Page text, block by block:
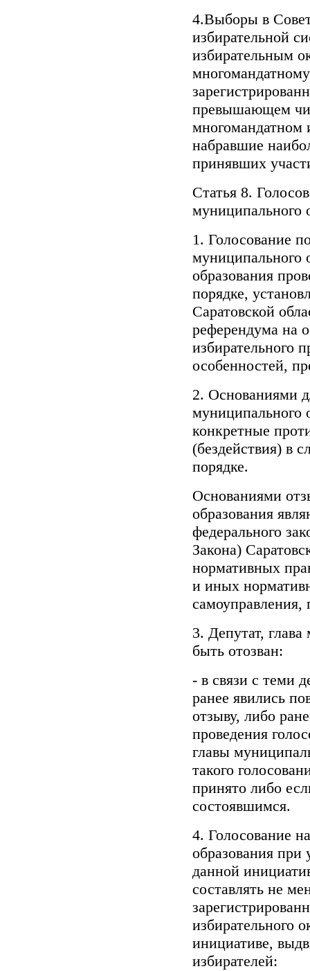
4.Выборы в
избирательной
избирательным
превышающем
многомандатном
набравшие
принявших
Статья 8.
муниципального
1. Голосование
муниципального
образования
порядке,
Саратовской
референдума на
избирательного
особенностей,
2. Основаниями
муниципального
конкретные
(бездействия) в
порядке.
Основаниями
образования
федерального
Закона)
нормативных
и иных
3. Депутат,
быть отозван:
- в связи с теми
ранее явились
отзыву, либо
проведения
главы
такого
принято либо
состоявшимся.
4. Голосование
образования при
данной
составлять не
избирательного
инициативе,
избирателей: